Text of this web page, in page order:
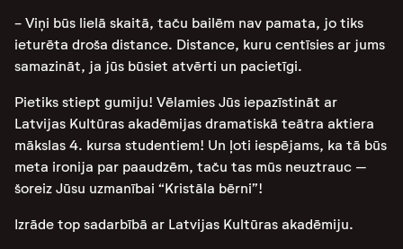
- Viņi būs lielā skaitā, taču bailēm nav pamata, jo tiks
ieturēta droša distance. Distance, kuru centīsies ar jums
samazināt, ja jūs būsiet atvērti un pacietīgi.
Pietiks stiept gumiju! Vēlamies Jūs iepazīstināt ar
Latvijas Kultūras akadēmijas dramatiskā teātra aktiera
mākslas 4. kursa studentiem! Un ļoti iespējams, ka tā būs
meta ironija par paaudzēm, taču tas mūs neuztrauc –
šoreiz Jūsu uzmanībai “Kristāla bērni”!
Izrāde top sadarbībā ar Latvijas Kultūras akadēmiju.